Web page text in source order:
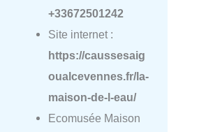
+33672501242
Site internet :
https://caussesaig
oualcevennes.fr/la-
maison-de-l-eau/
Ecomusée Maison